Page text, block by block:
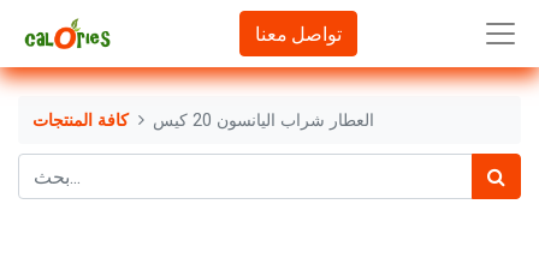
تواصل معنا
كافة المنتجات العطار شراب اليانسون 20 كيس